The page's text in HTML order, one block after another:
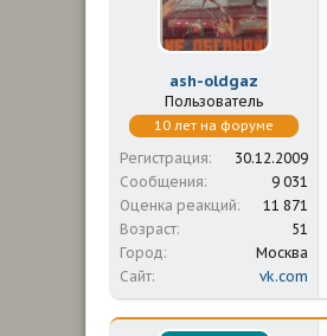
ash-oldgaz
Пользователь
10 лет на форуме
Регистрация
30.12.2009
Сообщения
9 031
Оценка реакций
11 871
Возраст
51
Город
Москва
Сайт
vk.com